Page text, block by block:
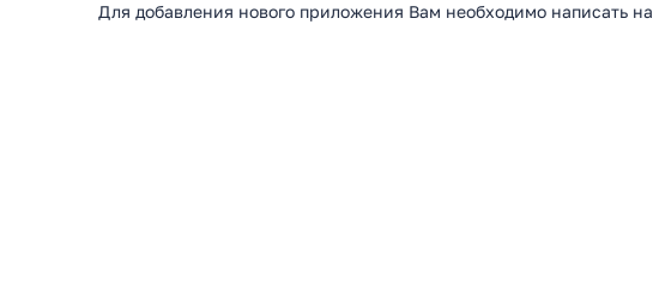
Для добавления нового приложения Вам необходимо написать на